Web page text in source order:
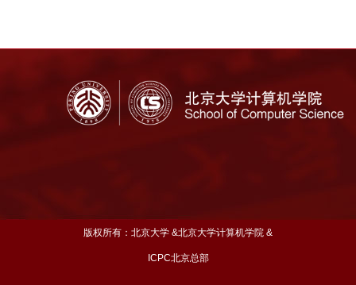
版权所有：北京大学 &北京大学计算机学院 &
ICPC北京总部